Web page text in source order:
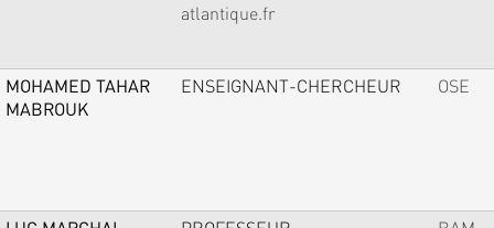
atlantique.fr
MOHAMED TAHAR
MABROUK
ENSEIGNANT-CHERCHEUR OSE